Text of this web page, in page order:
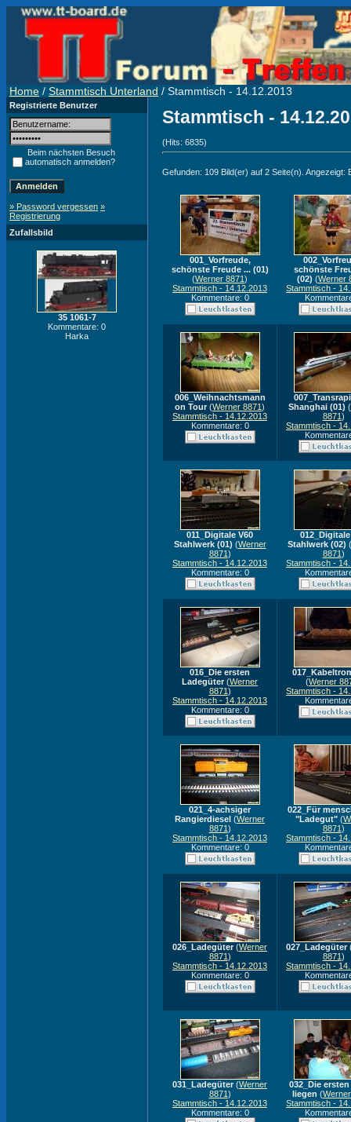
Home / Stammtisch Unterland / Stammtisch - 14.12.2013
Registrierte Benutzer
Beim nächsten Besuch
automatisch anmelden?
» Password vergessen »
Registrierung
Zufallsbild
35 1061-7
Kommentare: 0
Harka
Stammtisch -
(Hits: 6835)
Gefunden: 109 Bild(er) auf 2 Seite(n). Angezeigt:
001_Vorfreude,
schönste Freude ... (01)
(Werner 8871)
Stammtisch - 14.12.2013
Kommentare: 0
schönste
(02) (Werner
Stammtisch -
006_Weihnachtsmann
on Tour(Werner 8871)
Stammtisch - 14.12.2013
Kommentare: 0
Shanghai (01) (
8871)
Stammtisch -
011_Digitale V60
Stahlwerk (01) (Werner
8871)
Stammtisch - 14.12.2013
Kommentare: 0
012_Digitale
Stahlwerk (02) (
8871)
Stammtisch -
016_Die ersten
Ladegüter(Werner
8871)
Stammtisch - 14.12.2013
Kommentare: 0
(Werner
Stammtisch -
021_4-achsiger
Rangierdiesel (Werner
8871)
Stammtisch - 14.12.2013
Kommentare: 0
022_Für
"Ladegut" (
8871)
Stammtisch -
026_Ladegüter(Werner
8871)
Stammtisch - 14.12.2013
Kommentare: 0
027_Ladegüter
8871)
Stammtisch -
031_Ladegüter(Werner
8871)
Stammtisch - 14.12.2013
Kommentare: 0
032_Die
liegen (
Stammtisch -